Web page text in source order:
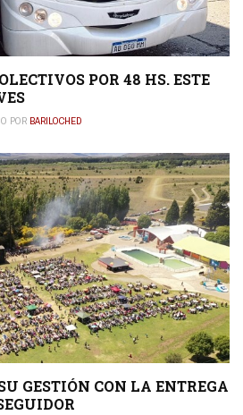
POR 48 HS. ESTE
POR BARILOCHED
GESTIÓN CON LA ENTREGA